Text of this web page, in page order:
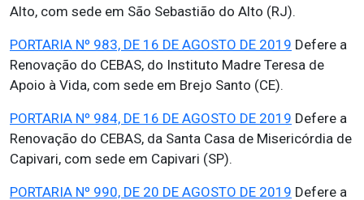
Alto, com sede em São Sebastião do Alto (RJ).
PORTARIA Nº 983, DE 16 DE AGOSTO DE 2019 Defere a
Renovação do CEBAS, do Instituto Madre Teresa de
Apoio à Vida, com sede em Brejo Santo (CE).
PORTARIA Nº 984, DE 16 DE AGOSTO DE 2019 Defere a
Renovação do CEBAS, da Santa Casa de Misericórdia de
Capivari, com sede em Capivari (SP).
PORTARIA Nº 990, DE 20 DE AGOSTO DE 2019 Defere a